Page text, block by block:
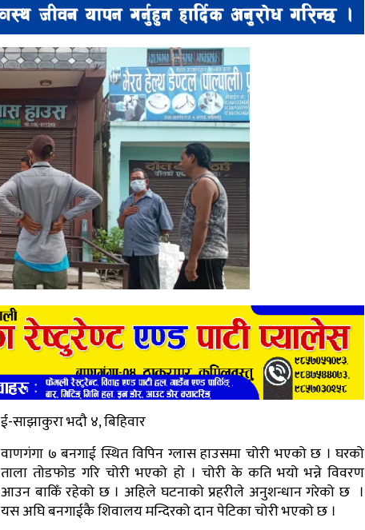
ई-साझाकुरा भदौ ४, बिहिवार
वाणगंगा ७ बनगाई स्थित विपिन ग्लास हाउसमा चोरी भएको छ । घरको
ताला तोडफोड गरि चोरी भएको हो । चोरी के कति भयो भन्ने विवरण
आउन बाकिँ रहेको छ । अहिले घटनाको प्रहरीले अनुशन्धान गरेको छ ।
यस अघि बनगाईकै शिवालय मन्दिरको दान पेटिका चोरी भएको छ ।